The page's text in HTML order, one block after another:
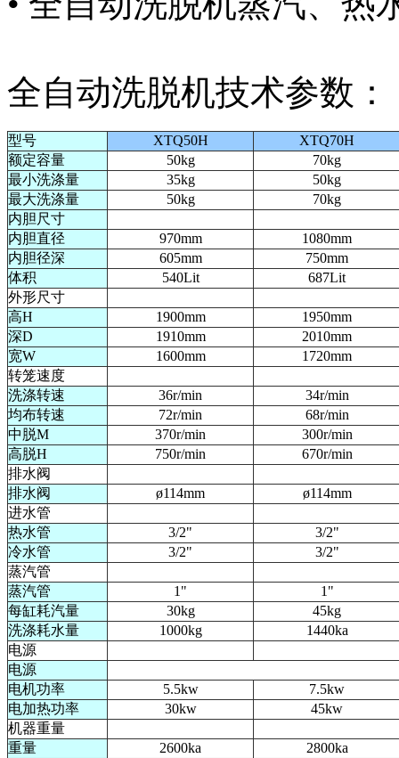
全自动洗脱机技术参数：
型号 XTQ50H
XTQ70H
额定容量
50kg
70kg
最小洗涤量
35kg
50kg
最大洗涤量
50kg
70kg
内胆尺寸
内胆直径
970mm
1080mm
内胆径深
605mm
750mm
体积
540Lit
687Lit
外形尺寸
高H
1900mm
1950mm
深D
1910mm
2010mm
宽W
1600mm
1720mm
转笼速度
洗涤转速
36r/min
34r/min
均布转速
72r/min
68r/min
中脱M
370r/min
300r/min
高脱H
750r/min
670r/min
排水阀
排水阀
ø114mm
ø114mm
进水管
热水管
3/2"
3/2"
冷水管
3/2"
3/2"
蒸汽管
蒸汽管
1"
1"
每缸耗汽量
30kg
45kg
洗涤耗水量
1000kg
1440ka
电源
电源
电机功率
5.5kw
7.5kw
电加热功率
30kw
45kw
机器重量
重量
2600ka
2800ka